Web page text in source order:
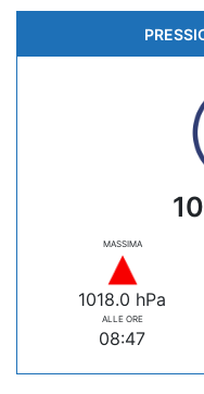
MASSIMA
1018.0 hPa
ALLE ORE
08:47